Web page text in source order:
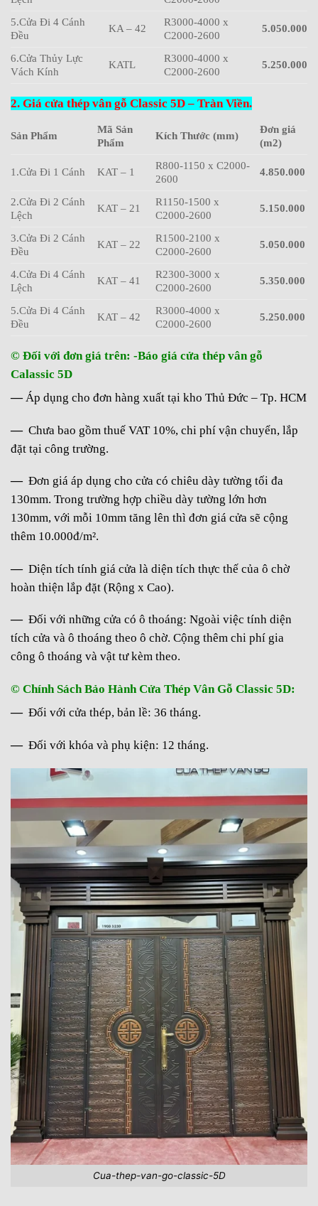
5.Cửa Đi 4 Cánh
Đều
KA – 42
R3000-4000 x
C2000-2600
5.050.000
6.Cửa Thủy Lực
Vách Kính
KATL
R3000-4000 x
C2000-2600
5.250.000
2. Giá cửa thép vân gỗ Classic 5D – Tràn Viền.
Sản Phẩm
Mã Sản
Phẩm
Kích Thước (mm)
Đơn giá
(m2)
1.Cửa Đi 1 Cánh KAT – 1
R800-1150 x C2000-
2600
4.850.000
2.Cửa Đi 2 Cánh
Lệch
KAT – 21
R1150-1500 x
C2000-2600
5.150.000
3.Cửa Đi 2 Cánh
Đều
KAT – 22
R1500-2100 x
C2000-2600
5.050.000
4.Cửa Đi 4 Cánh
Lệch
KAT – 41
R2300-3000 x
C2000-2600
5.350.000
5.Cửa Đi 4 Cánh
Đều
KAT – 42
R3000-4000 x
C2000-2600
5.250.000
© Đối với đơn giá trên: -Báo giá cửa thép vân gỗ
Calassic 5D
—Áp dụng cho đơn hàng xuất tại kho Thủ Đức – Tp. HCM
— Chưa bao gồm thuế VAT 10%, chi phí vận chuyển, lắp
đặt tại công trường.
— Đơn giá áp dụng cho cửa có chiêu dày tường tối đa
130mm. Trong trường hợp chiều dày tường lớn hơn
130mm, với mỗi 10mm tăng lên thì đơn giá cửa sẽ cộng
thêm 10.000đ/m².
— Diện tích tính giá cửa là diện tích thực thế của ô chờ
hoàn thiện lắp đặt (Rộng x Cao).
— Đối với những cửa có ô thoáng: Ngoài việc tính diện
tích cửa và ô thoáng theo ô chờ. Cộng thêm chi phí gia
công ô thoáng và vật tư kèm theo.
© Chính Sách Bảo Hành Cửa Thép Vân Gỗ Classic 5D:
— Đối với cửa thép, bản lề: 36 tháng.
— Đối với khóa và phụ kiện: 12 tháng.
Cua-thep-van-go-classic-5D